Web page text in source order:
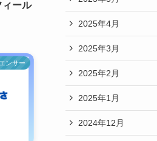
ール
ンサー
2025年4月
2025年3月
2025年2月
2025年1月
2024年12月